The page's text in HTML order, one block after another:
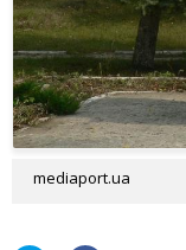
mediaport.ua